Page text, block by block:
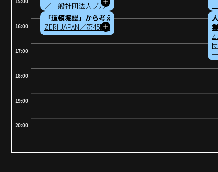
16:00
17:00
18:00
19:00
20:00
／一般社団法人ブル
ーオーシャンイニシ
アチブ
「道頓堀鰻」から考える『全国豊かな海づくり大会』
ZERI JAPAN／第45回全国豊かな海づくり大会大阪府実行